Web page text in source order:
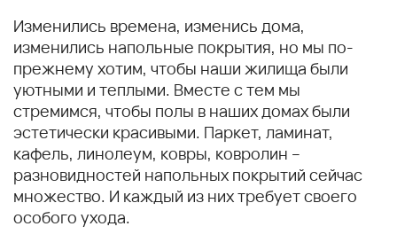
Изменились времена, изменись дома,
изменились напольные покрытия, но мы по-
прежнему хотим, чтобы наши жилища были
уютными и теплыми. Вместе с тем мы
стремимся, чтобы полы в наших домах были
эстетически красивыми. Паркет, ламинат,
кафель, линолеум, ковры, ковролин –
разновидностей напольных покрытий сейчас
множество. И каждый из них требует своего
особого ухода.